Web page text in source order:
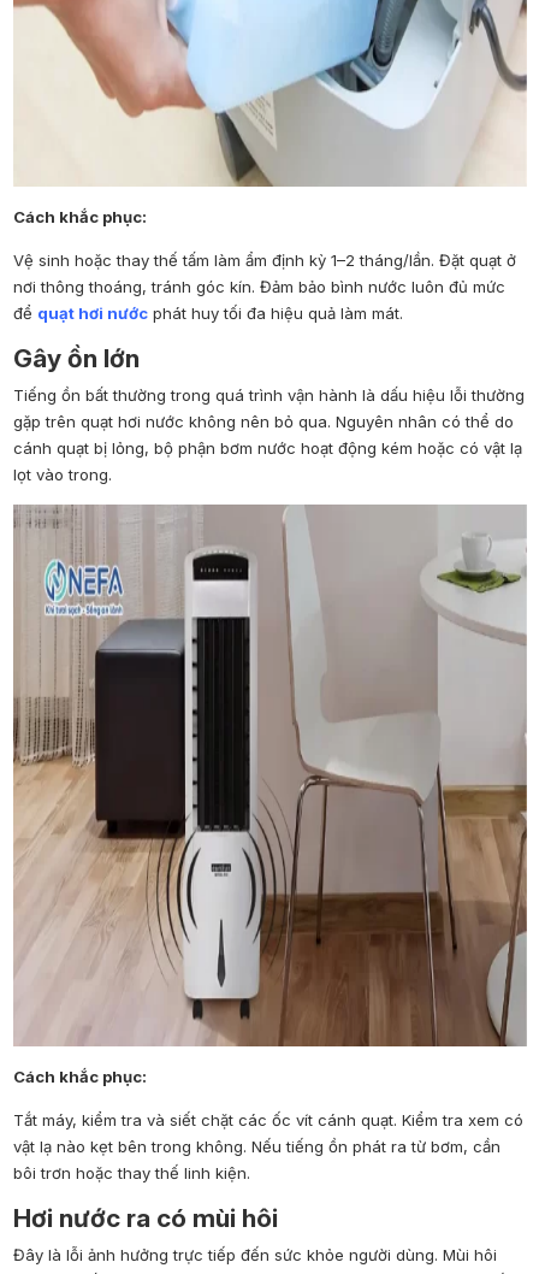
Cách khắc phục:
Vệ sinh hoặc thay thế tấm làm ẩm định kỳ 1–2 tháng/lần. Đặt quạt ở
nơi thông thoáng, tránh góc kín. Đảm bảo bình nước luôn đủ mức
để quạt hơi nướcphát huy tối đa hiệu quả làm mát.
Gây ồn lớn
Tiếng ồn bất thường trong quá trình vận hành là dấu hiệu lỗi thường
gặp trên quạt hơi nước không nên bỏ qua. Nguyên nhân có thể do
cánh quạt bị lỏng, bộ phận bơm nước hoạt động kém hoặc có vật lạ
lọt vào trong.
Cách khắc phục:
Tắt máy, kiểm tra và siết chặt các ốc vít cánh quạt. Kiểm tra xem có
vật lạ nào kẹt bên trong không. Nếu tiếng ồn phát ra từ bơm, cần
bôi trơn hoặc thay thế linh kiện.
Hơi nước ra có mùi hôi
Đây là lỗi ảnh hưởng trực tiếp đến sức khỏe người dùng. Mùi hôi